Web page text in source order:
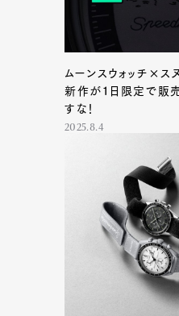
ムーンスウォッチ×ス
新作が１日限定で販
すな！
2025.8.4